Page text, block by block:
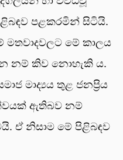
පළකරමින් සිටියි.
මතවාදවලට මේ කාලය
නම් කිව නොහැකි ය.
මාද්‍යය තුළ ජනප්‍රිය
ඇතිබව නම්
ඒ නිසාම මේ පිළිබඳව